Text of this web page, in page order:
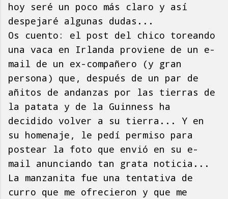
hoy seré un poco más claro y así
despejaré algunas dudas...
Os cuento: el post del chico toreando
una vaca en Irlanda proviene de un e-
mail de un ex-compañero (y gran
persona) que, después de un par de
añitos de andanzas por las tierras de
la patata y de la Guinness ha
decidido volver a su tierra... Y en
su homenaje, le pedí permiso para
postear la foto que envió en su e-
mail anunciando tan grata noticia...
La manzanita fue una tentativa de
curro que me ofrecieron y que me